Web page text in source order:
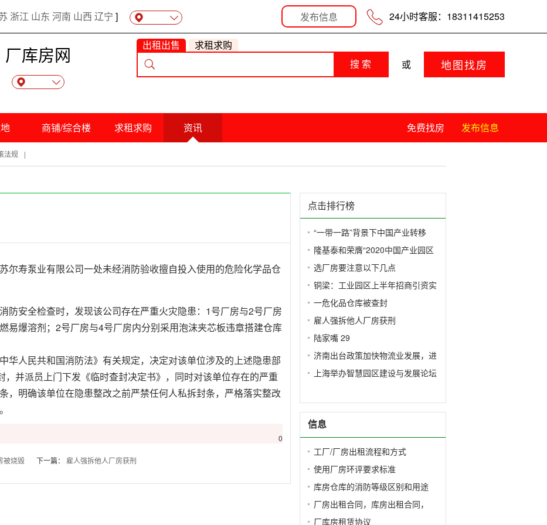
浙江 山东 河南 山西 辽宁 ] 发布信息 24小时客服：18311415253
登录 | 不注册发布 |
厂库房网 出租出售 求租求购
搜 索 或 地图找房
商铺/综合楼 求租求购 资讯 免费找房 发布信息
法规 |
尔寿泵业有限公司一处未经消防验收擅自投入使用的危险化学品仓
安全检查时，发现该公司存在严重火灾隐患：1号厂房与2号厂房
易爆溶剂；2号厂房与4号厂房内分别采用泡沫夹芯板违章搭建仓库
人民共和国消防法》有关规定，决定对该单位涉及的上述隐患部
并派员上门下发《临时查封决定书》，同时对该单位存在的严重
，明确该单位在隐患整改之前严禁任何人私拆封条，严格落实整改
0
被烧毁 下一篇： 雇人强拆他人厂房获刑
点击排行榜
“一带一路”背景下中国产业转移
隆基泰和荣膺“2020中国产业园区
选厂房要注意以下几点
铜梁：工业园区上半年招商引资实
一危化品仓库被查封
雇人强拆他人厂房获刑
陆家嘴 29
济南出台政策加快物流业发展，进
上海举办智慧园区建设与发展论坛
信息
工厂/厂房出租流程和方式
使用厂房环评要求标准
库房仓库的消防等级区别和用途
厂房出租合同，库房出租合同，
厂库房租赁协议